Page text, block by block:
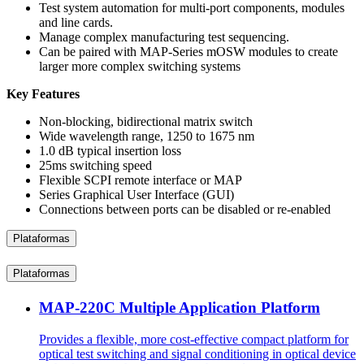
Test system automation for multi-port components, modules
and line cards.
Manage complex manufacturing test sequencing.
Can be paired with MAP-Series mOSW modules to create
larger more complex switching systems
Key Features
Non-blocking, bidirectional matrix switch
Wide wavelength range, 1250 to 1675 nm
1.0 dB typical insertion loss
25ms switching speed
Flexible SCPI remote interface or MAP
Series Graphical User Interface (GUI)
Connections between ports can be disabled or re-enabled
Plataformas
Plataformas
MAP-220C Multiple Application Platform
Provides a flexible, more cost-effective compact platform for
optical test switching and signal conditioning in optical device